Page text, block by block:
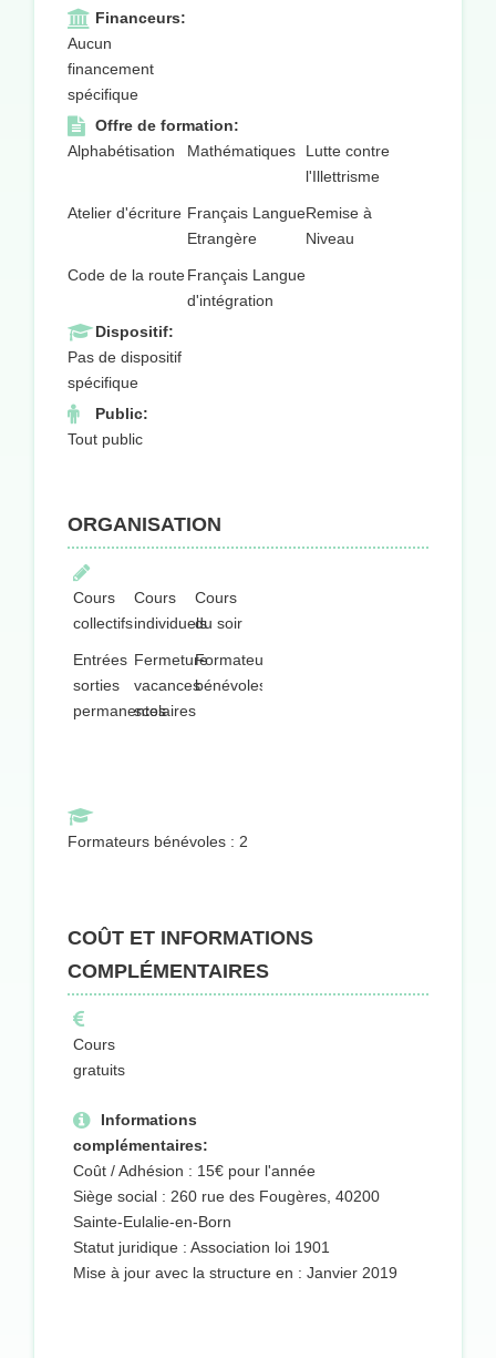
Financeurs:
Aucun
financement
spécifique
Offre de formation:
Alphabétisation
Mathématiques
Lutte contre
l'Illettrisme
Atelier d'écriture Français Langue
Etrangère
Remise à
Niveau
Code de la routeFrançais Langue
d'intégration
Dispositif:
Pas de dispositif
spécifique
Public:
Tout public
ORGANISATION
Cours
collectifs
Cours
individuels
Cours
du soir
Entrées
sorties
permanentes
Fermeture
vacances
scolaires
Formateurs
bénévoles
Formateurs bénévoles : 2
COÛT ET INFORMATIONS
COMPLÉMENTAIRES
Cours
gratuits
Informations
complémentaires:
Coût / Adhésion : 15€ pour l'année
Siège social : 260 rue des Fougères, 40200
Sainte-Eulalie-en-Born
Statut juridique : Association loi 1901
Mise à jour avec la structure en : Janvier 2019